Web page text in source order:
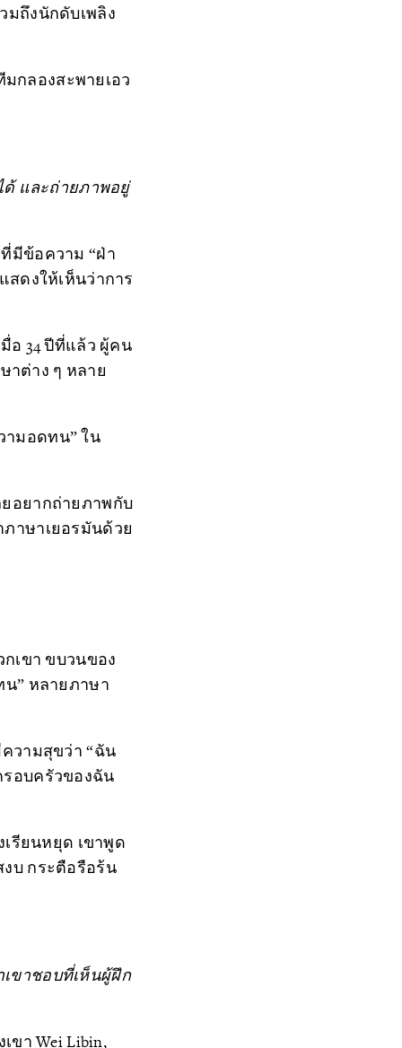
มถึงนักดับเพลิง
กลองสะพายเอว
และถ่ายภาพอยู่
มีข้อความ “ฝ่า
ดงให้เห็นว่าการ
อ 34 ปีที่แล้ว ผู้คน
าต่าง ๆ หลาย
มอดทน” ใน
อยากถ่ายภาพกับ
าษาเยอรมันด้วย
เขา ขบวนของ
” หลายภาษา
วามสุขว่า “ฉัน
อบครัวของฉัน
รียนหยุด เขาพูด
บ กระตือรือร้น
เขาชอบที่เห็นผู้ฝึก
ขา Wei Libin,